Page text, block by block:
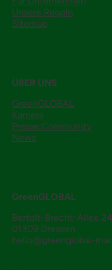
Unsere Regeln
Sitemap
ÜBER UNS
GreenGLOBAL
Karriere
Presse:Community
News
GreenGLOBAL
Bertolt-Brecht-Allee 24
01309 Dresden
hello@greenglobal-